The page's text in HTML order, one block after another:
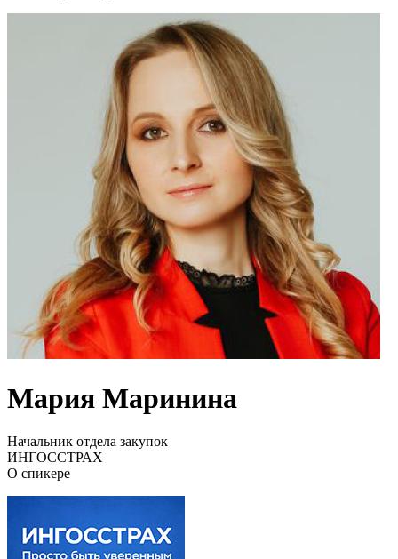
Мария Маринина
Начальник отдела закупок
ИНГОССТРАХ
О спикере